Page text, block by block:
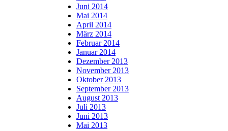
Juni 2014
Mai 2014
April 2014
März 2014
Februar 2014
Januar 2014
Dezember 2013
November 2013
Oktober 2013
September 2013
August 2013
Juli 2013
Juni 2013
Mai 2013